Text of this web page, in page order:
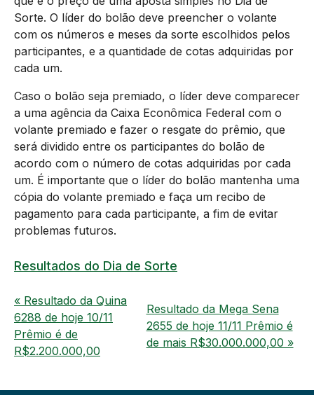
Sorte. O líder do bolão deve preencher o volante
com os números e meses da sorte escolhidos pelos
participantes, e a quantidade de cotas adquiridas por
cada um.
Caso o bolão seja premiado, o líder deve comparecer
a uma agência da Caixa Econômica Federal com o
volante premiado e fazer o resgate do prêmio, que
será dividido entre os participantes do bolão de
acordo com o número de cotas adquiridas por cada
um. É importante que o líder do bolão mantenha uma
cópia do volante premiado e faça um recibo de
pagamento para cada participante, a fim de evitar
problemas futuros.
Resultados do Dia de Sorte
« Resultado da Quina
6288 de hoje 10/11
Prêmio é de
R$2.200.000,00
Resultado da Mega Sena
2655 de hoje 11/11 Prêmio é
de mais R$30.000.000,00 »